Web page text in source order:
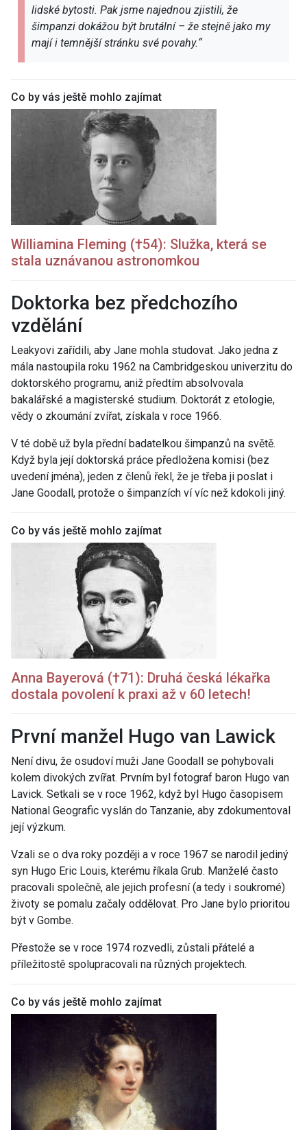
lidské bytosti. Pak jsme najednou zjistili, že
šimpanzi dokážou být brutální – že stejně jako my
mají i temnější stránku své povahy.“
Co by vás ještě mohlo zajímat
Williamina Fleming (†54): Služka, která se
stala uznávanou astronomkou
Doktorka bez předchozího
vzdělání
Leakyovi zařídili, aby Jane mohla studovat. Jako jedna z
mála nastoupila roku 1962 na Cambridgeskou univerzitu do
doktorského programu, aniž předtím absolvovala
bakalářské a magisterské studium. Doktorát z etologie,
vědy o zkoumání zvířat, získala v roce 1966.
V té době už byla přední badatelkou šimpanzů na světě.
Když byla její doktorská práce předložena komisi (bez
uvedení jména), jeden z členů řekl, že je třeba ji poslat i
Jane Goodall, protože o šimpanzích ví víc než kdokoli jiný.
Co by vás ještě mohlo zajímat
Anna Bayerová (†71): Druhá česká lékařka
dostala povolení k praxi až v 60 letech!
První manžel Hugo van Lawick
Není divu, že osudoví muži Jane Goodall se pohybovali
kolem divokých zvířat. Prvním byl fotograf baron Hugo van
Lavick. Setkali se v roce 1962, když byl Hugo časopisem
National Geografic vyslán do Tanzanie, aby zdokumentoval
její výzkum.
Vzali se o dva roky později a v roce 1967 se narodil jediný
syn Hugo Eric Louis, kterému říkala Grub. Manželé často
pracovali společně, ale jejich profesní (a tedy i soukromé)
životy se pomalu začaly oddělovat. Pro Jane bylo prioritou
být v Gombe.
Přestože se v roce 1974 rozvedli, zůstali přátelé a
příležitostě spolupracovali na různých projektech.
Co by vás ještě mohlo zajímat